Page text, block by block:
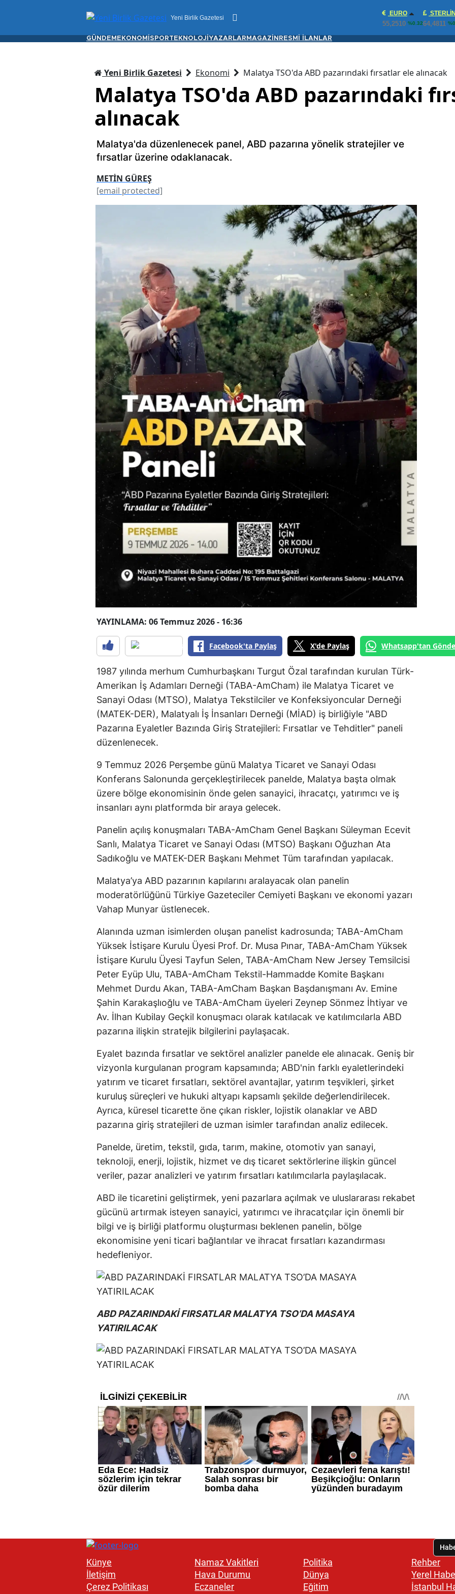
Yeni Birlik Gazetesi
EURO
55,2510 %0.3264,4811
GÜNDEM EKONOMİ SPORTEKNOLOJİ YAZARLAR MAGAZİN RESMİ İLANLAR
Yeni Birlik Gazetesi Ekonomi Malatya TSO'da ABD pazarındaki fırsatlar ele alınacak
Malatya TSO'da ABD pazarındaki
alınacak
Malatya'da düzenlenecek panel, ABD pazarına yönelik stratejiler ve
fırsatlar üzerine odaklanacak.
METİN GÜREŞ
[email protected]
YAYINLAMA: 06 Temmuz 2026 - 16:36
Facebook'ta Paylaş X'de Paylaş Whatsapp'tan
1987 yılında merhum Cumhurbaşkanı Turgut Özal tarafından kurulan Türk-
Amerikan İş Adamları Derneği (TABA-AmCham) ile Malatya Ticaret ve
Sanayi Odası (MTSO), Malatya Tekstilciler ve Konfeksiyoncular Derneği
(MATEK-DER), Malatyalı İş İnsanları Derneği (MİAD) iş birliğiyle "ABD
Pazarına Eyaletler Bazında Giriş Stratejileri: Fırsatlar ve Tehditler" paneli
düzenlenecek.
9 Temmuz 2026 Perşembe günü Malatya Ticaret ve Sanayi Odası
Konferans Salonunda gerçekleştirilecek panelde, Malatya başta olmak
üzere bölge ekonomisinin önde gelen sanayici, ihracatçı, yatırımcı ve iş
insanları aynı platformda bir araya gelecek.
Panelin açılış konuşmaları TABA-AmCham Genel Başkanı Süleyman Ecevit
Sanlı, Malatya Ticaret ve Sanayi Odası (MTSO) Başkanı Oğuzhan Ata
Sadıkoğlu ve MATEK-DER Başkanı Mehmet Tüm tarafından yapılacak.
Malatya’ya ABD pazarının kapılarını aralayacak olan panelin
moderatörlüğünü Türkiye Gazeteciler Cemiyeti Başkanı ve ekonomi yazarı
Vahap Munyar üstlenecek.
Alanında uzman isimlerden oluşan panelist kadrosunda; TABA-AmCham
Yüksek İstişare Kurulu Üyesi Prof. Dr. Musa Pınar, TABA-AmCham Yüksek
İstişare Kurulu Üyesi Tayfun Selen, TABA-AmCham New Jersey Temsilcisi
Peter Eyüp Ulu, TABA-AmCham Tekstil-Hammadde Komite Başkanı
Mehmet Durdu Akan, TABA-AmCham Başkan Başdanışmanı Av. Emine
Şahin Karakaşlıoğlu ve TABA-AmCham üyeleri Zeynep Sönmez İhtiyar ve
Av. İlhan Kubilay Geçkil konuşmacı olarak katılacak ve katılımcılarla ABD
pazarına ilişkin stratejik bilgilerini paylaşacak.
Eyalet bazında fırsatlar ve sektörel analizler panelde ele alınacak. Geniş bir
vizyonla kurgulanan program kapsamında; ABD'nin farklı eyaletlerindeki
yatırım ve ticaret fırsatları, sektörel avantajlar, yatırım teşvikleri, şirket
kuruluş süreçleri ve hukuki altyapı kapsamlı şekilde değerlendirilecek.
Ayrıca, küresel ticarette öne çıkan riskler, lojistik olanaklar ve ABD
pazarına giriş stratejileri de uzman isimler tarafından analiz edilecek.
Panelde, üretim, tekstil, gıda, tarım, makine, otomotiv yan sanayi,
teknoloji, enerji, lojistik, hizmet ve dış ticaret sektörlerine ilişkin güncel
veriler, pazar analizleri ve yatırım fırsatları katılımcılarla paylaşılacak.
ABD ile ticaretini geliştirmek, yeni pazarlara açılmak ve uluslararası rekabet
gücünü artırmak isteyen sanayici, yatırımcı ve ihracatçılar için önemli bir
bilgi ve iş birliği platformu oluşturması beklenen panelin, bölge
ekonomisine yeni ticari bağlantılar ve ihracat fırsatları kazandırması
hedefleniyor.
ABD PAZARINDAKİ FIRSATLAR MALATYA TSO’DA MASAYA
YATIRILACAK
Künye
İletişim
Çerez Politikası
Namaz Vakitleri
Hava Durumu
Eczaneler
Politika
Dünya
Eğitim
Rehber
Yerel
İstanbul